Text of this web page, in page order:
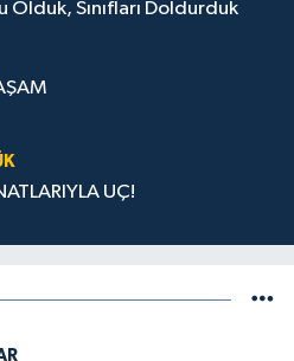
Olduk, Sınıfları Doldurduk
UÇ!